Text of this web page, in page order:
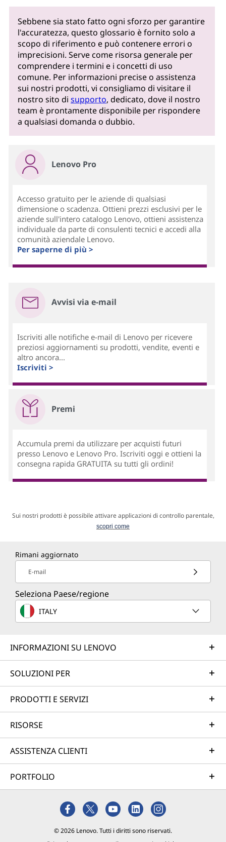
Sebbene sia stato fatto ogni sforzo per garantire
l'accuratezza, questo glossario è fornito solo a
scopo di riferimento e può contenere errori o
imprecisioni. Serve come risorsa generale per
comprendere i termini e i concetti di uso
comune. Per informazioni precise o assistenza
sui nostri prodotti, vi consigliamo di visitare il
nostro sito disupporto, dedicato, dove il nostro
team è prontamente disponibile per rispondere
a qualsiasi domanda o dubbio.
Lenovo Pro
Accesso gratuito per le aziende di qualsiasi
dimensione o scadenza. Ottieni prezzi esclusivi per le
aziende sull'intero catalogo Lenovo, ottieni assistenza
individuale da parte di consulenti tecnici e accedi alla
comunità aziendale Lenovo.
Per saperne di più >
Avvisi via e-mail
Iscriviti alle notifiche e-mail di Lenovo per ricevere
preziosi aggiornamenti su prodotti, vendite, eventi e
altro ancora...
Iscriviti >
Premi
Accumula premi da utilizzare per acquisti futuri
presso Lenovo e Lenovo Pro. Iscriviti oggi e ottieni la
consegna rapida GRATUITA su tutti gli ordini!
Sui nostri prodotti è possibile attivare applicazioni di controllo parentale,
scopri come
Rimani aggiornato
E-mail
Seleziona Paese/regione
ITALY
INFORMAZIONI SU LENOVO
SOLUZIONI PER
PRODOTTI E SERVIZI
RISORSE
ASSISTENZA CLIENTI
PORTFOLIO
© 2026 Lenovo. Tutti i diritti sono riservati.